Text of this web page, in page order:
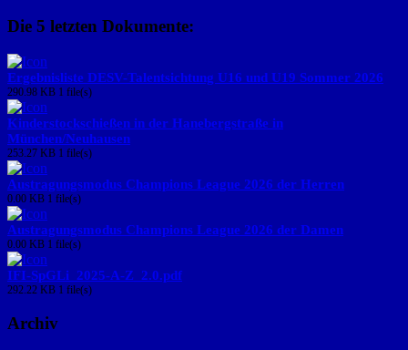
Die 5 letzten Dokumente:
Ergebnisliste DESV-Talentsichtung U16 und U19 Sommer 2026
290.98 KB 1 file(s)
Kinderstockschießen in der Hanebergstraße in
München/Neuhausen
253.27 KB 1 file(s)
Austragungsmodus Champions League 2026 der Herren
0.00 KB 1 file(s)
Austragungsmodus Champions League 2026 der Damen
0.00 KB 1 file(s)
IFI-SpGLi_2025-A-Z_2.0.pdf
292.22 KB 1 file(s)
Archiv